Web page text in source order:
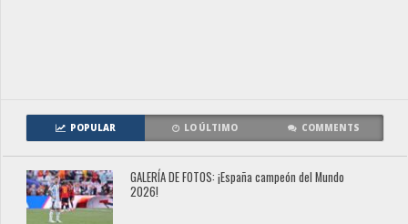
POPULAR LO ÚLTIMO COMMENTS
GALERÍA DE FOTOS: ¡España campeón del Mundo
2026!